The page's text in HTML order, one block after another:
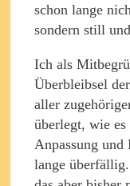
schon lange
sondern still
Ich als
Überbleibsel
aller
überlegt, wie
Anpassung
lange